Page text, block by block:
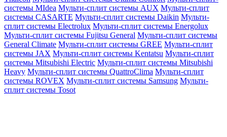
системы MIdea Мульти-сплит системы AUX Мульти-сплит
системы CASARTE Мульти-сплит системы Daikin Мульти-
сплит системы Electrolux Мульти-сплит системы Energolux
Мульти-сплит системы Fujitsu General Мульти-сплит системы
General Climate Мульти-сплит системы GREE Мульти-сплит
системы JAX Мульти-сплит системы Kentatsu Мульти-сплит
системы Mitsubishi Electric Мульти-сплит системы Mitsubishi
Heavy Мульти-сплит системы QuattroClima Мульти-сплит
системы ROVEX Мульти-сплит системы Samsung Мульти-
сплит системы Tosot